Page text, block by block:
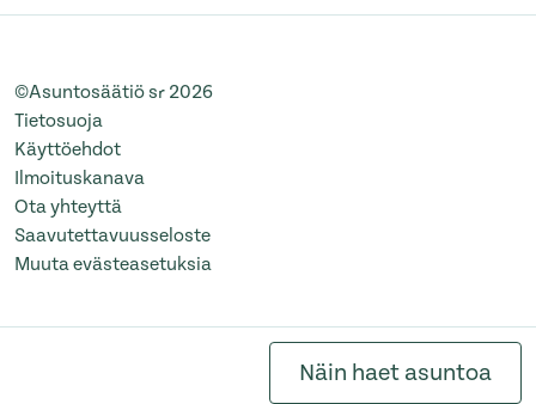
©Asuntosäätiö sr 2026
Tietosuoja
Käyttöehdot
Ilmoituskanava
Ota yhteyttä
Saavutettavuusseloste
Muuta evästeasetuksia
Näin haet asuntoa